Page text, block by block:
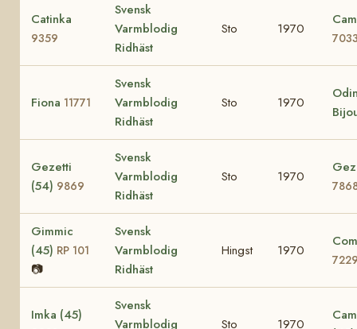
Catinka
9359
Svensk
Varmblodig
Ridhäst
Sto 1970
Fiona 11771
Svensk
Varmblodig
Ridhäst
Sto 1970
Gezetti
(54) 9869
Svensk
Varmblodig
Ridhäst
Sto 1970
Gimmic
(45) RP 101
📷
Svensk
Varmblodig
Ridhäst
Hingst 1970
Imka (45)
Svensk
Varmblodig
Sto 1970